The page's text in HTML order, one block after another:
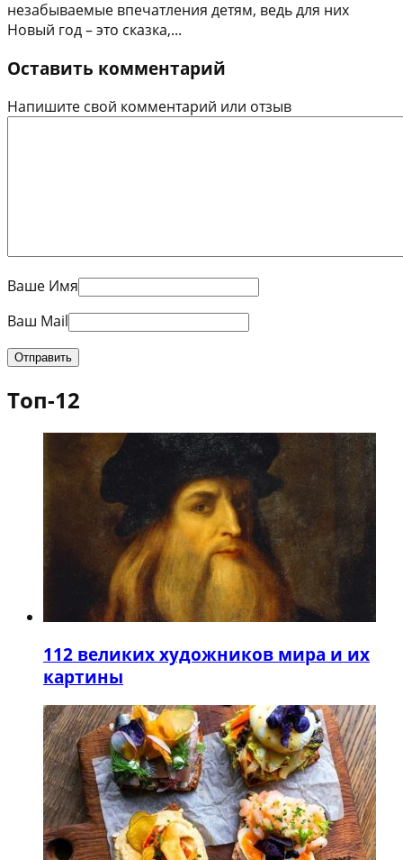
незабываемые впечатления детям, ведь для них
Новый год – это сказка,...
Оставить комментарий
Напишите свой комментарий или отзыв
Ваше Имя
Ваш Mail
Топ-12
112 великих художников мира и их
картины